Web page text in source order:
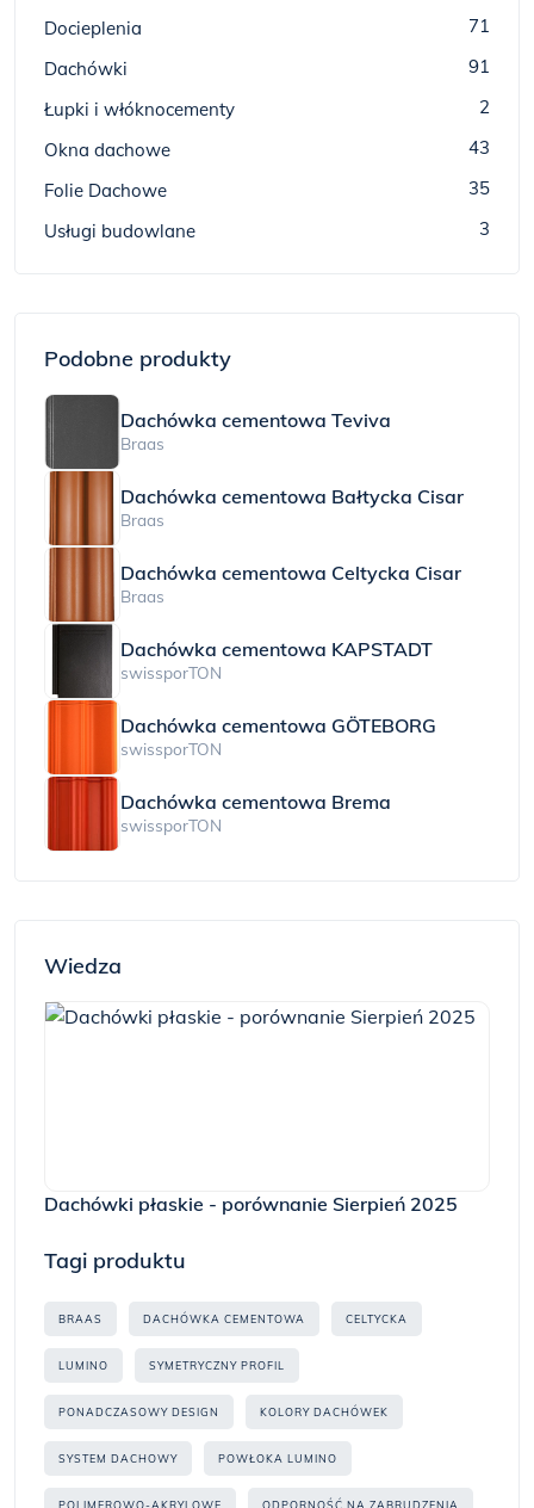
Docieplenia
71
Dachówki
91
Łupki i włóknocementy
2
Okna dachowe
43
Folie Dachowe
35
Usługi budowlane
3
Podobne produkty
Dachówka cementowa Teviva
Braas
Dachówka cementowa Bałtycka Cisar
Braas
Dachówka cementowa Celtycka Cisar
Braas
Dachówka cementowa KAPSTADT
swissporTON
Dachówka cementowa GÖTEBORG
swissporTON
Dachówka cementowa Brema
swissporTON
Wiedza
Dachówki płaskie - porównanie Sierpień 2025
Tagi produktu
BRAAS DACHÓWKA CEMENTOWA CELTYCKA
LUMINO SYMETRYCZNY PROFIL
PONADCZASOWY DESIGN KOLORY DACHÓWEK
SYSTEM DACHOWY POWŁOKA LUMINO
POLIMEROWO-AKRYLOWE ODPORNOŚĆ NA ZABRUDZENIA